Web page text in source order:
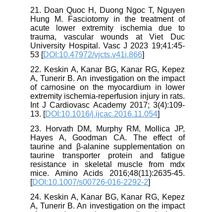
21. Doan Quoc H, Duong Ngoc T, Nguyen
Hung M. Fasciotomy in the treatment of
acute lower extremity ischemia due to
trauma, vascular wounds at Viet Duc
University Hospital. Vasc J 2023 19;41:45-
53 [DOI:10.47972/vjcts.v41i.866
22. Keskin A, Kanar BG, Kanar RG, Kepez
A, Tunerir B. An investigation on the impact
of carnosine on the myocardium in lower
extremity ischemia-reperfusion injury in rats.
Int J Cardiovasc Academy 2017; 3(4):109-
13. [DOI:10.1016/j.ijcac.2016.11.054
23. Horvath DM, Murphy RM, Mollica JP,
Hayes A, Goodman CA. The effect of
taurine and β-alanine supplementation on
taurine transporter protein and fatigue
resistance in skeletal muscle from mdx
mice. Amino Acids 2016;48(11):2635-45.
[DOI:10.1007/s00726-016-2292-2
24. Keskin A, Kanar BG, Kanar RG, Kepez
A, Tunerir B. An investigation on the impact